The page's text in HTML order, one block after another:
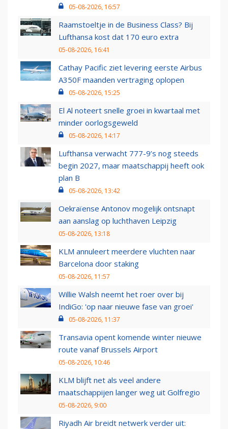
05-08-2026, 16:57
Raamstoeltje in de Business Class? Bij
Lufthansa kost dat 170 euro extra
05-08-2026, 16:41
Cathay Pacific ziet levering eerste Airbus
A350F maanden vertraging oplopen
05-08-2026, 15:25
El Al noteert snelle groei in kwartaal met
minder oorlogsgeweld
05-08-2026, 14:17
Lufthansa verwacht 777-9’s nog steeds
begin 2027, maar maatschappij heeft ook
plan B
05-08-2026, 13:42
Oekraïense Antonov mogelijk ontsnapt
aan aanslag op luchthaven Leipzig
05-08-2026, 13:18
KLM annuleert meerdere vluchten naar
Barcelona door staking
05-08-2026, 11:57
Willie Walsh neemt het roer over bij
IndiGo: 'op naar nieuwe fase van groei'
05-08-2026, 11:37
Transavia opent komende winter nieuwe
route vanaf Brussels Airport
05-08-2026, 10:46
KLM blijft net als veel andere
maatschappijen langer weg uit Golfregio
05-08-2026, 9:00
Riyadh Air breidt netwerk verder uit: